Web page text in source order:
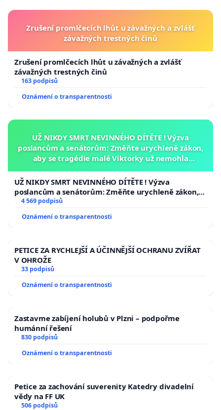
Zrušení promlčecích lhůt u závažných a zvlášť
závažných trestných činů
Zrušení promlčecích lhůt u závažných a zvlášť
závažných trestných činů
163 podpisů
Oznámení o transparentnosti
UŽ NIKDY SMRT NEVINNÉHO DÍTĚTE ! Výzva
poslancům a senátorům: Změňte urychleně zákon,
aby se tragédie malé Viktorky už nemohla
UŽ NIKDY SMRT NEVINNÉHO DÍTĚTE ! Výzva
poslancům a senátorům: Změňte urychleně zákon,
aby se tragédie malé Viktorky už nemohla opakovat!
4 569 podpisů
Oznámení o transparentnosti
PETICE ZA RYCHLEJŠÍ A ÚČINNĚJŠÍ OCHRANU ZVÍŘAT
V OHROŽE
33 podpisů
Oznámení o transparentnosti
Zastavme zabíjení holubů v Plzni – podpořme
humánní řešení
830 podpisů
Oznámení o transparentnosti
Petice za zachování suverenity Katedry divadelní
vědy na FF UK
506 podpisů